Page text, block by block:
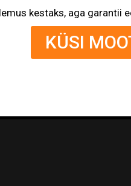
kestaks, aga garantii
KÜSI